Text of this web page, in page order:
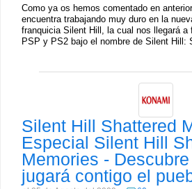
Como ya os hemos comentado en
encuentra trabajando muy duro en la
franquicia Silent Hill, la cual nos llegará a
PSP y PS2 bajo el nombre de Silent Hill:
Silent Hill Shattered
Especial Silent Hill
Memories -
jugará contigo el